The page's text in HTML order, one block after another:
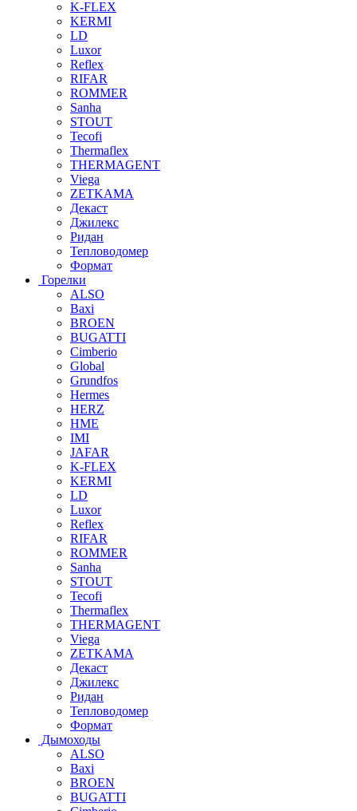
K-FLEX
KERMI
LD
Luxor
Reflex
RIFAR
ROMMER
Sanha
STOUT
Tecofi
Thermaflex
THERMAGENT
Viega
ZETKAMA
Декаст
Джилекс
Ридан
Тепловодомер
Формат
Горелки
ALSO
Baxi
BROEN
BUGATTI
Cimberio
Global
Grundfos
Hermes
HERZ
HME
IMI
JAFAR
K-FLEX
KERMI
LD
Luxor
Reflex
RIFAR
ROMMER
Sanha
STOUT
Tecofi
Thermaflex
THERMAGENT
Viega
ZETKAMA
Декаст
Джилекс
Ридан
Тепловодомер
Формат
Дымоходы
ALSO
Baxi
BROEN
BUGATTI